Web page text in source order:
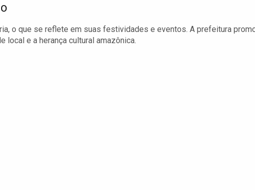
o que se reflete em suas festividades e eventos. A prefeitura
local e a herança cultural amazônica.